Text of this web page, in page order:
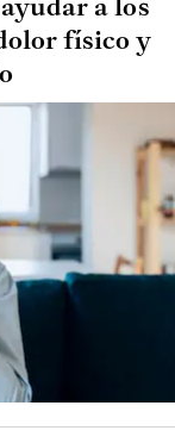
a los
físico y